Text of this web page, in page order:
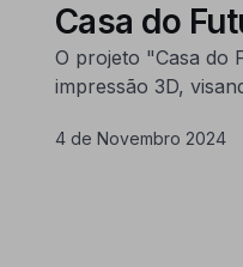
Casa do
O projeto "Casa do
impressão 3D,
4 de Novembro 2024